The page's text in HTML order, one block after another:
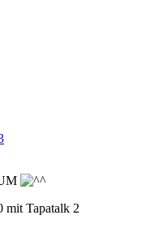
mit Tapatalk 2